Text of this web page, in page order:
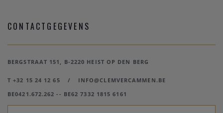
CONTACTGEGEVENS
BERGSTRAAT 151, B-2220 HEIST OP DEN BERG
T +32 15 24 12 65 /
INFO@CLEMVERCAMMEN.BE
BE0421.672.262 -- BE62 7332 1815 6161